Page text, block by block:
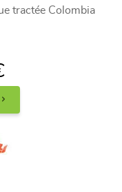
tractée Colombia